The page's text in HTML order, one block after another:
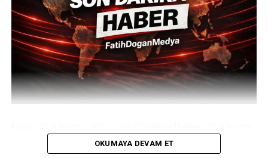
OKUMAYA DEVAM ET